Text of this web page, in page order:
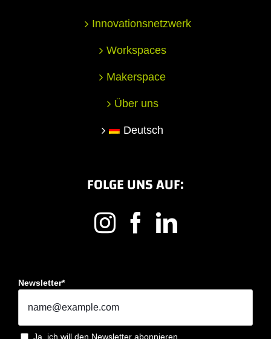
Innovationsnetzwerk
Workspaces
Makerspace
Über uns
Deutsch
FOLGE UNS AUF:
Newsletter*
Ja, ich will den Newsletter abonnieren.